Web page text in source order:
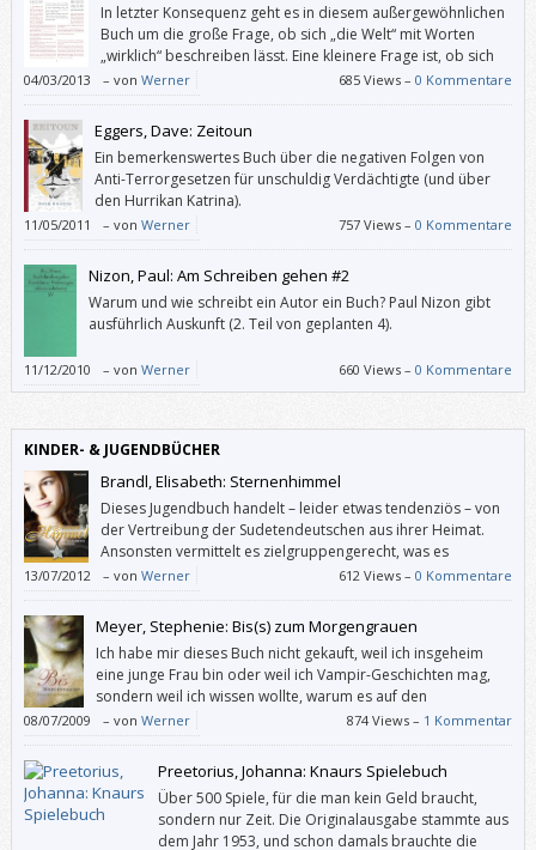
In letzter Konsequenz geht es in diesem außergewöhnlichen
Buch um die große Frage, ob sich „die Welt“ mit Worten
„wirklich“ beschreiben lässt. Eine kleinere Frage ist, ob sich
die angeblich objektiven Journalisten von D‘Agata mit seinen
bewussten „verdeutlichenden Lügen“ tatsächlich unterscheiden. Und
wen das außer zum Beispiel einen überambitionierten Faktenchecker
überhaupt kümmert.
04/03/2013 – von Werner 685 Views –0 Kommentare
Eggers, Dave: Zeitoun
Ein bemerkenswertes Buch über die negativen Folgen von
Anti-Terrorgesetzen für unschuldig Verdächtigte (und über
den Hurrikan Katrina).
11/05/2011 – von Werner 757 Views –0 Kommentare
Nizon, Paul: Am Schreiben gehen #2
Warum und wie schreibt ein Autor ein Buch? Paul Nizon gibt
ausführlich Auskunft (2. Teil von geplanten 4).
11/12/2010 – von Werner 660 Views –0 Kommentare
KINDER- & JUGENDBÜCHER
Brandl, Elisabeth: Sternenhimmel
Dieses Jugendbuch handelt – leider etwas tendenziös – von
der Vertreibung der Sudetendeutschen aus ihrer Heimat.
Ansonsten vermittelt es zielgruppengerecht, was es
bedeutet, aus der Heimat vertrieben zu werden, und wie es
ist, woanders nicht willkommen zu sein.
13/07/2012 – von Werner 612 Views –0 Kommentare
Meyer, Stephenie: Bis(s) zum Morgengrauen
Ich habe mir dieses Buch nicht gekauft, weil ich insgeheim
eine junge Frau bin oder weil ich Vampir-Geschichten mag,
sondern weil ich wissen wollte, warum es auf den
Bestsellerlisten ganz oben steht. Und ich habe es mit
Begeisterung verschlungen.
08/07/2009 – von Werner 874 Views – 1 Kommentar
Preetorius, Johanna: Knaurs Spielebuch
Über 500 Spiele, für die man kein Geld braucht,
sondern nur Zeit. Die Originalausgabe stammte aus
dem Jahr 1953, und schon damals brauchte die